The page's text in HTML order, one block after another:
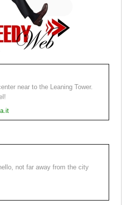
near to the Leaning Tower.
not far away from the city